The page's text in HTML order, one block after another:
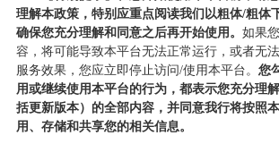
理解本政策，特别应重点阅读我们以粗体/粗体
确保您充分理解和同意之后再开始使用。 如果
容，将可能导致本平台无法正常运行，或者无
服务效果，您应立即停止访问/使用本平台。 您
用或继续使用本平台的行为，都表示您充分理
括更新版本）的全部内容，并同意我行将按照
用、存储和共享您的相关信息。